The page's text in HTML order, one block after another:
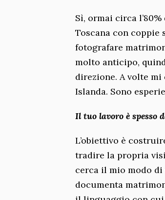
Sì, ormai circa
Toscana con coppie
fotografare
molto anticipo,
direzione. A volte
Islanda. Sono
Il tuo lavoro è spesso
L’obiettivo è
tradire la propria
cerca il mio modo
documenta